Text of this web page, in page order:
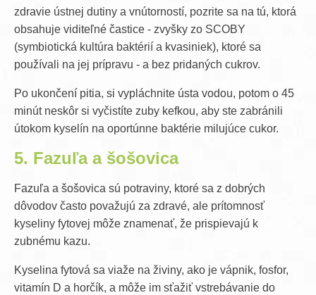
zdravie ústnej dutiny a vnútorností, pozrite sa na tú, ktorá
obsahuje viditeľné častice - zvyšky zo SCOBY
(symbiotická kultúra baktérií a kvasiniek), ktoré sa
používali na jej prípravu - a bez pridaných cukrov.
Po ukončení pitia, si vypláchnite ústa vodou, potom o 45
minút neskôr si vyčistíte zuby kefkou, aby ste zabránili
útokom kyselín na oportúnne baktérie milujúce cukor.
5. Fazuľa a šošovica
Fazuľa a šošovica sú potraviny, ktoré sa z dobrých
dôvodov často považujú za zdravé, ale prítomnosť
kyseliny fytovej môže znamenať, že prispievajú k
zubnému kazu.
Kyselina fytová sa viaže na živiny, ako je vápnik, fosfor,
vitamín D a horčík, a môže im sťažiť vstrebávanie do